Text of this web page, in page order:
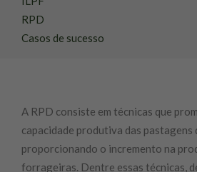
RPD
Casos de sucesso
A RPD consiste em técnicas que
capacidade produtiva das pastagens
proporcionando o incremento na
forrageiras. Dentre essas técnicas,